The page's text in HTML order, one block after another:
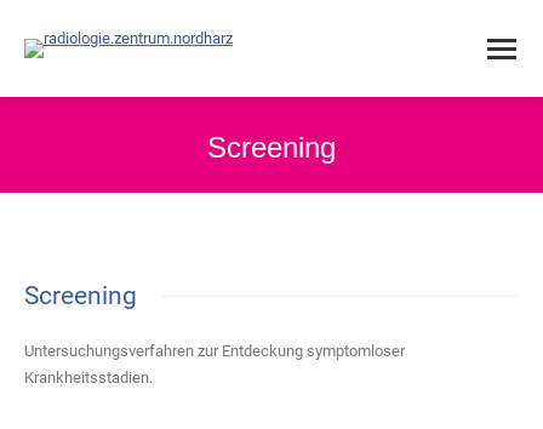
Screening
Screening
Untersuchungsverfahren zur Entdeckung symptomloser
Krankheitsstadien.